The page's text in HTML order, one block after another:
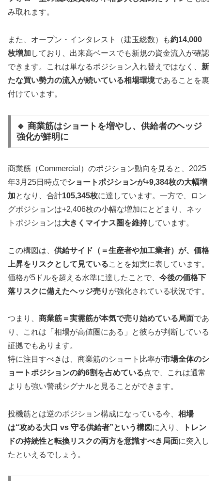
み取れます。
また、オープン・インタレスト（建玉総数）も約14,000
枚増加 しており、出来高ベースでも新規の資金流入が確認
できます。これは単なるポジション入れ替えではなく、 新
たな買い勢力の流入が続いている相場環境であることを裏
付けています。
🔹 商業筋はショートを増やし、供給者のヘッジ
強化が鮮明に
商業筋（Commercial）のポジション動向を見ると、2025
年3月25日時点でショートポジションが+9,384枚の大幅増
加となり、合計105,345枚に達しています。一方で、ロン
グポジションは+2,406枚の小幅な増加にとどまり、ネッ
トポジションは大きくマイナス圏を維持しています。
この構図は、 供給サイド（＝生産者や加工業者）が、価格
上昇をリスクとして見ていることを如実に表しています。
価格が5ドルを超える水準に達したことで、 今後の価格下
落リスクに備えたヘッジ売り が強化されている状況です。
つまり、 商業筋＝実需筋が本気で売り始めている局面であ
り、これは「相場が高値圏にある」と彼らが判断している
証拠でもあります。
特に注目すべきは、商業筋のショート比率が市場全体のシ
ョートポジションの約6割を占めている点で、これは通常
よりも強い警戒シグナルと見ることができます。
投機筋とは逆のポジション構成になっている今、 相場
は“攻める大口 vs 守る供給者”という構図 に入り、
トレン
ドの持続性と転換リスクの両方を意識すべき局面に突入し
たといえるでしょう。